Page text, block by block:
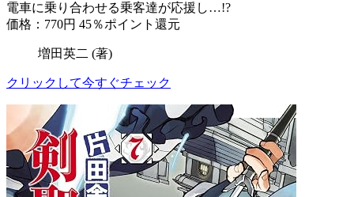
電車に乗り合わせる乗客達が応援し…!?
価格：770円 45％ポイント還元
増田英二 (著)
クリックして今すぐチェック